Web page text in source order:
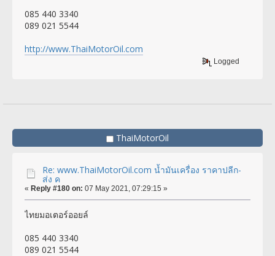
085 440 3340
089 021 5544
http://www.ThaiMotorOil.com
Logged
ThaiMotorOil
Re: www.ThaiMotorOil.com น้ำมันเครื่อง ราคาปลีก-
ส่ง ค
« Reply #180 on: 07 May 2021, 07:29:15 »
ไทยมอเตอร์ออยล์
085 440 3340
089 021 5544